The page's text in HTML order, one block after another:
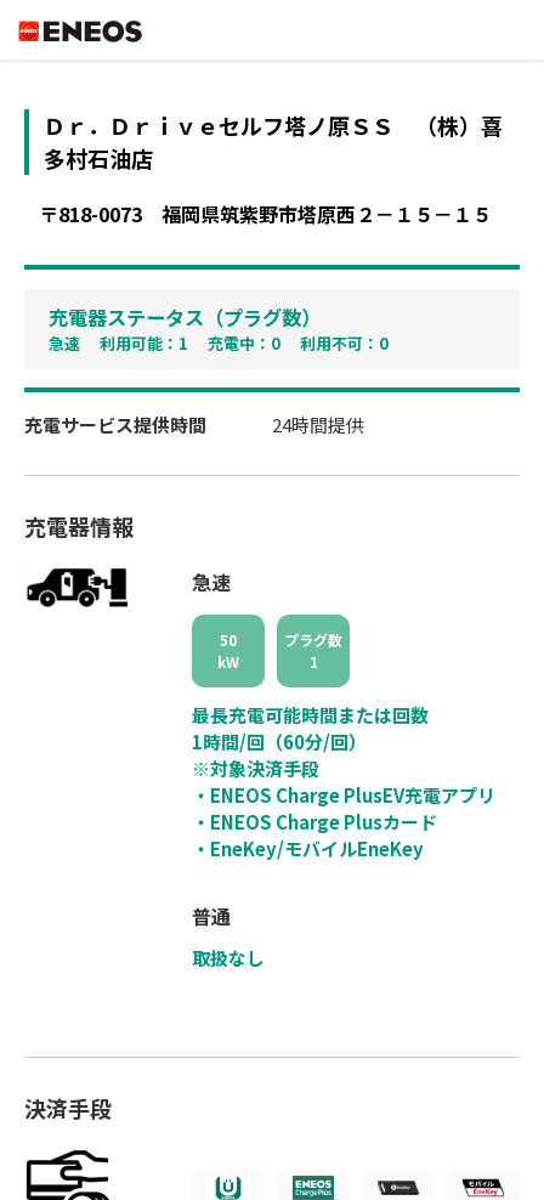
Ｄｒ．Ｄｒｉｖｅセルフ塔ノ原ＳＳ
（株）喜
多村石油店
〒818-0073 福岡県筑紫野市塔原西２－１５－１５
充電器ステータス（プラグ数）
急速 利用可能：1 充電中：0 利用不可：0
充電サービス提供時間 24時間提供
充電器情報
急速
50
kW
プラグ数
1
最長充電可能時間または回数
1時間/回（60分/回）
※対象決済手段
・ENEOS Charge PlusEV充電アプリ
・ENEOS Charge Plusカード
・EneKey/モバイルEneKey
普通
取扱なし
決済手段